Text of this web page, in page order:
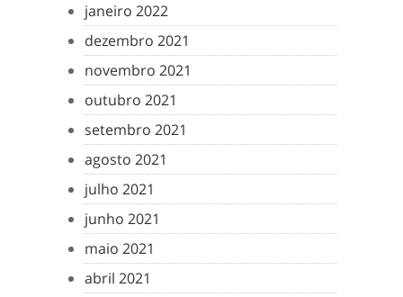
janeiro 2022
dezembro 2021
novembro 2021
outubro 2021
setembro 2021
agosto 2021
julho 2021
junho 2021
maio 2021
abril 2021